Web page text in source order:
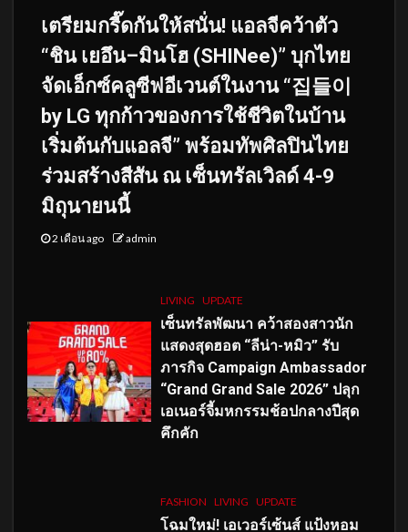
เตรียมกรี๊ดกันให้สนั่น! แอลจีคว้าตัว
“ชิน เยอึน–มินโฮ (SHINee)” บุกไทย
จัดเอ็กซ์คลูซีฟอีเวนต์ในงาน “집들이
by LG ทุกก้าวของการใช้ชีวิตในบ้าน
เริ่มต้นกับแอลจี” พร้อมทัพศิลปินไทย
ร่วมสร้างสีสัน ณ เซ็นทรัลเวิลด์ 4-9
มิถุนายนนี้
2 เดือน ago admin
LIVING UPDATE
เซ็นทรัลพัฒนา คว้าสองสาวนัก
แสดงสุดฮอต “ลีน่า-หมิว” รับ
ภารกิจ Campaign Ambassador
“Grand Grand Sale 2026” ปลุก
เอเนอร์จี้มหกรรมช้อปกลางปีสุด
คึกคัก
FASHION LIVING UPDATE
โฉมใหม่! เอเวอร์เซ้นส์ แป้งหอม